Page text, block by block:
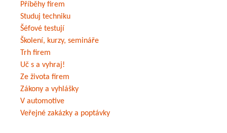
Příběhy firem
Studuj techniku
Šéfové testují
Školení, kurzy, semináře
Trh firem
Uč s a vyhraj!
Ze života firem
Zákony a vyhlášky
V automotive
Veřejné zakázky a poptávky